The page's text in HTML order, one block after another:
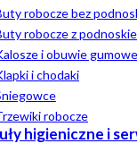
robocze bez
robocze z
i obuwie gumowe
i chodaki
robocze
higieniczne i